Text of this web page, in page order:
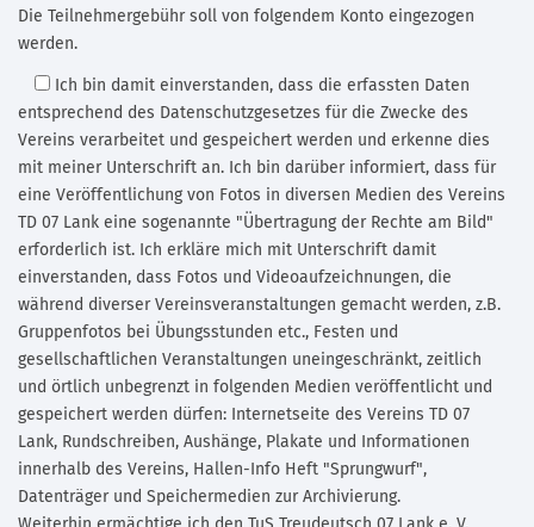
Die Teilnehmergebühr soll von folgendem Konto eingezogen
werden.
Ich bin damit einverstanden, dass die erfassten Daten
entsprechend des Datenschutzgesetzes für die Zwecke des
Vereins verarbeitet und gespeichert werden und erkenne dies
mit meiner Unterschrift an. Ich bin darüber informiert, dass für
eine Veröffentlichung von Fotos in diversen Medien des Vereins
TD 07 Lank eine sogenannte "Übertragung der Rechte am Bild"
erforderlich ist. Ich erkläre mich mit Unterschrift damit
einverstanden, dass Fotos und Videoaufzeichnungen, die
während diverser Vereinsveranstaltungen gemacht werden, z.B.
Gruppenfotos bei Übungsstunden etc., Festen und
gesellschaftlichen Veranstaltungen uneingeschränkt, zeitlich
und örtlich unbegrenzt in folgenden Medien veröffentlicht und
gespeichert werden dürfen: Internetseite des Vereins TD 07
Lank, Rundschreiben, Aushänge, Plakate und Informationen
innerhalb des Vereins, Hallen-Info Heft "Sprungwurf",
Datenträger und Speichermedien zur Archivierung.